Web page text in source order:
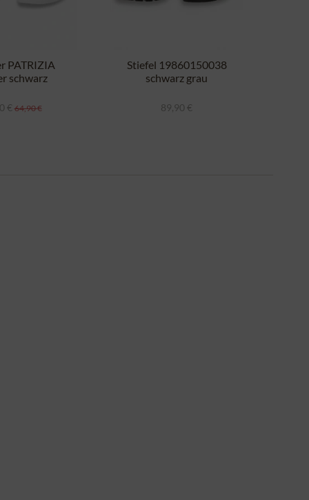
PATRIZIA
schwarz
€ 64,90 €
Stiefel 19860150038
schwarz grau
89,90 €